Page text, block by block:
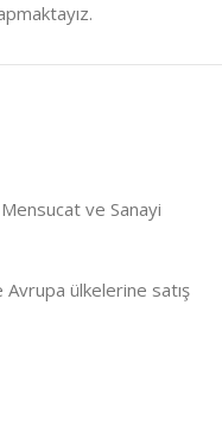
ve Sanayi
ülkelerine satış